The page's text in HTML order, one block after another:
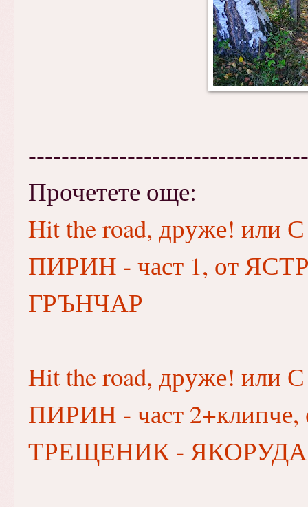
Прочетете още:
Hit the road, друже!
ПИРИН - част 1, от
ГРЪНЧАР
Hit the road, друже!
ПИРИН - част
ТРЕЩЕНИК -